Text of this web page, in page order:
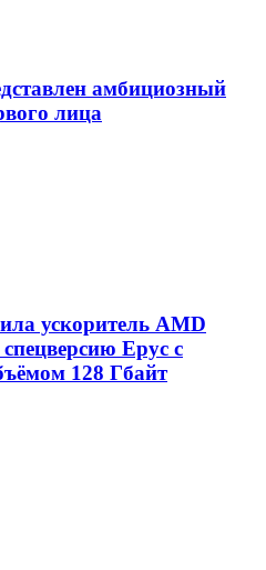
амбициозный
лица
ускоритель AMD
Epyc с
128 Гбайт